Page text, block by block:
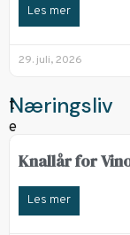
Les mer
29. juli, 2026
Næringsliv
Knallår for
Les mer